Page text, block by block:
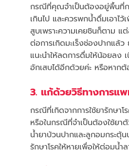
กรณีที่คุณจำเป็นต้องอยู่พื้นที่ก
เกินไป และควรพกน้ำดื่มเอา
สูบเพราะความเคยชินก็ตาม แ
ต่อการเกิดมะเร็งช่องปากแล้
แนะนำให้ลดการดื่มให้น้อยลง
อักเสบได้อีกด้วยค่ะ หรือหาก
3. แก้ด้วยวิธีทางการแ
กรณีที่เกิดจากการใช้ยารักษา
หรือในกรณีที่จำเป็นต้องใช้ยา
น้ำยาบ้วนปากและลูกอมกระตุ้
รักษาโรคให้หายเพื่อให้ต่อมน้